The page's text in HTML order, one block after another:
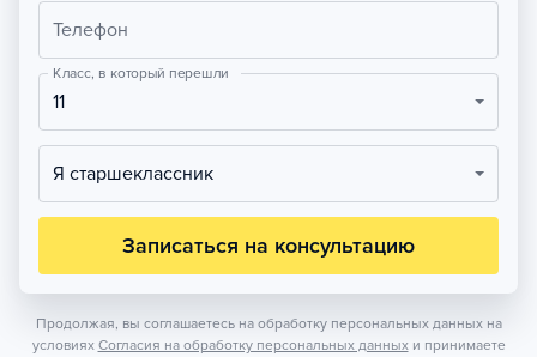
Телефон
Класс, в который перешли
11
Я старшеклассник
Записаться на консультацию
Продолжая, вы соглашаетесь на обработку персональных данных на
условиях Согласия на обработку персональных данных и принимаете